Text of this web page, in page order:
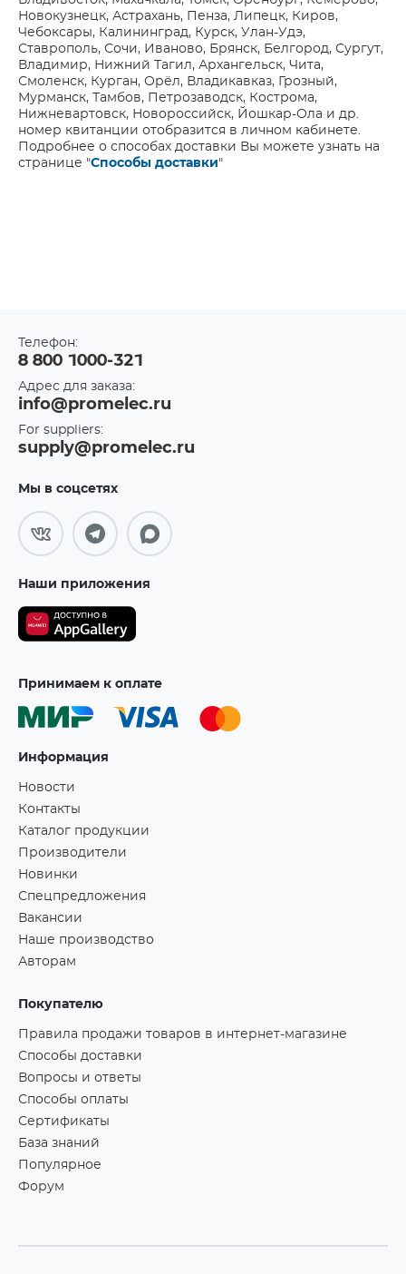
Новокузнецк, Астрахань, Пенза, Липецк, Киров,
Чебоксары, Калининград, Курск, Улан-Удэ,
Ставрополь, Сочи, Иваново, Брянск, Белгород, Сургут,
Владимир, Нижний Тагил, Архангельск, Чита,
Смоленск, Курган, Орёл, Владикавказ, Грозный,
Мурманск, Тамбов, Петрозаводск, Кострома,
Нижневартовск, Новороссийск, Йошкар-Ола и др.
номер квитанции отобразится в личном кабинете.
Подробнее о способах доставки Вы можете узнать на
странице "Способы доставки"
Телефон:
8 800 1000-321
Адрес для заказа:
info@promelec.ru
For suppliers:
supply@promelec.ru
Мы в соцсетях
Наши приложения
Принимаем к оплате
Информация
Новости
Контакты
Каталог продукции
Производители
Новинки
Спецпредложения
Вакансии
Наше производство
Авторам
Покупателю
Правила продажи товаров в интернет-магазине
Способы доставки
Вопросы и ответы
Способы оплаты
Сертификаты
База знаний
Популярное
Форум